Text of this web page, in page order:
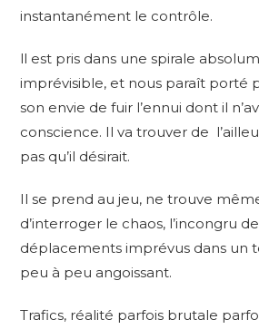
instantanément le contrôle.
ll est pris dans une spirale
imprévisible, et nous paraît porté
son envie de fuir l’ennui dont il
conscience. Il va trouver de
pas qu’il désirait.
Il se prend au jeu, ne trouve
d’interroger le chaos, l’incongru
déplacements imprévus dans un
peu à peu angoissant.
Trafics, réalité parfois brutale